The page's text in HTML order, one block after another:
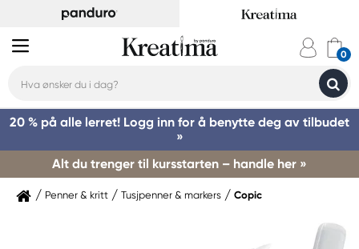
20 % på alle lerret! Logg inn for å benytte deg av tilbudet
»
Alt du trenger til kursstarten – handle her »
Penner & kritt Tusjpenner & markers Copic